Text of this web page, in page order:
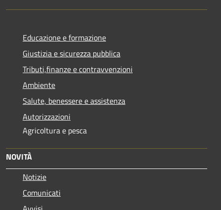
Educazione e formazione
Giustizia e sicurezza pubblica
Tributi,finanze e contravvenzioni
Ambiente
Salute, benessere e assistenza
Autorizzazioni
Agricoltura e pesca
NOVITÀ
Notizie
Comunicati